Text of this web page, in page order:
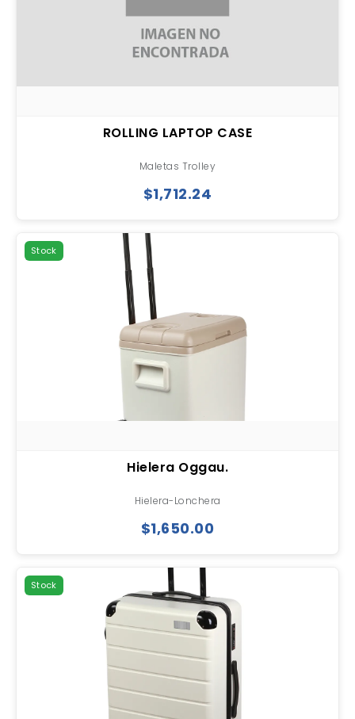
ROLLING LAPTOP CASE
Maletas Trolley
$1,712.24
Stock
Hielera Oggau.
Hielera-Lonchera
$1,650.00
Stock